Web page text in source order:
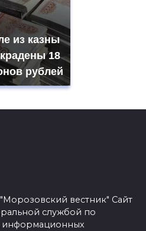
из казны
18
рублей
вестник" Сайт
службой по
информационных